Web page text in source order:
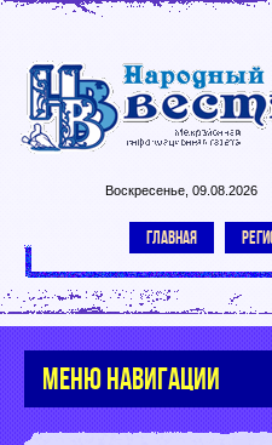
Воскресенье, 09.08.2026
ГЛАВНАЯ
МЕНЮ НАВИГАЦИИ